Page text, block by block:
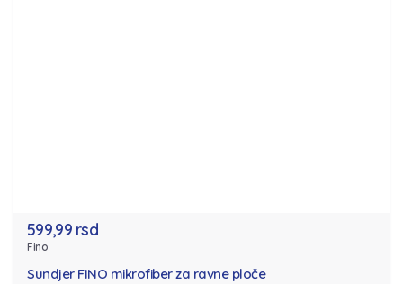
599,99 rsd
Fino
Sundjer FINO mikrofiber za ravne ploče